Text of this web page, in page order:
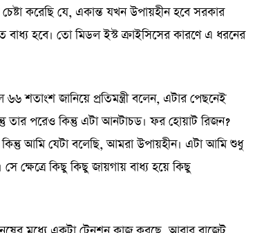
করেছি যে, একান্ত যখন উপায়হীন হবে সরকার
বাধ্য হবে। তো মিডল ইস্ট ক্রাইসিসের কারণে এ ধরনের
শতাংশ জানিয়ে প্রতিমন্ত্রী বলেন, এটার পেছনেই
তার পরেও কিন্তু এটা আনটাচড। ফর হোয়াট রিজন?
কিন্তু আমি যেটা বলেছি, আমরা উপায়হীন। এটা আমি শুধু
ক্ষেত্রে কিছু কিছু জায়গায় বাধ্য হয়ে কিছু